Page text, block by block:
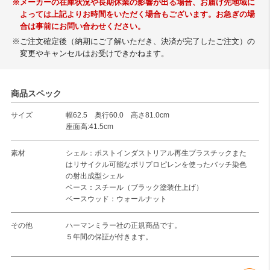
※メーカーの在庫状況や長期休業の影響が出る場合、お届け先地域に
よっては上記よりお時間をいただく場合もございます。お急ぎの場
合は事前にお問い合わせください。
※ご注文確定後（納期にご了解いただき、決済が完了したご注文）の
変更やキャンセルはお受けできかねます。
商品スペック
サイズ
幅62.5 奥行60.0 高さ81.0cm
座面高:41.5cm
素材
シェル：ポストインダストリアル再生プラスチックまた
はリサイクル可能なポリプロピレンを使ったバッチ染色
の射出成型シェル
ベース：スチール（ブラック塗装仕上げ）
ベースウッド：ウォールナット
その他
ハーマンミラー社の正規商品です。
５年間の保証が付きます。